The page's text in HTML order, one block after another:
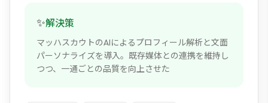
✨解決策
マッハスカウトのAIによるプロフィール解析と文面
パーソナライズを導入。既存媒体との連携を維持し
つつ、一通ごとの品質を向上させた